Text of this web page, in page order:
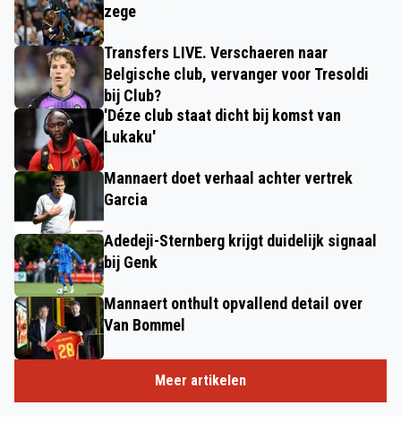
zege
Transfers LIVE. Verschaeren naar
Belgische club, vervanger voor Tresoldi
bij Club?
'Déze club staat dicht bij komst van
Lukaku'
Mannaert doet verhaal achter vertrek
Garcia
Adedeji-Sternberg krijgt duidelijk signaal
bij Genk
Mannaert onthult opvallend detail over
Van Bommel
Meer artikelen